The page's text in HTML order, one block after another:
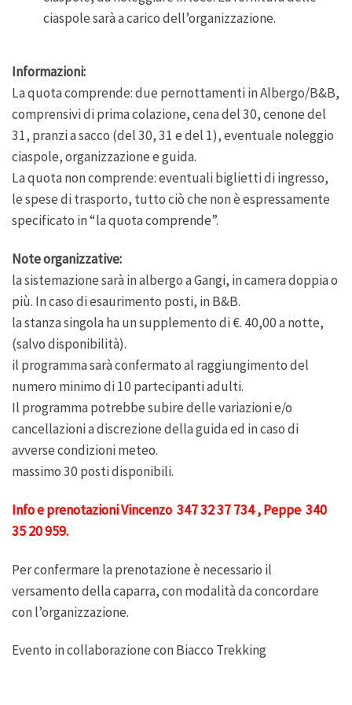
ciaspole sarà a carico dell’organizzazione.
Informazioni:
La quota comprende: due pernottamenti in Albergo/B&B,
comprensivi di prima colazione, cena del 30, cenone del
31, pranzi a sacco (del 30, 31 e del 1), eventuale noleggio
ciaspole, organizzazione e guida.
La quota non comprende: eventuali biglietti di ingresso,
le spese di trasporto, tutto ciò che non è espressamente
specificato in “la quota comprende”.
Note organizzative:
la sistemazione sarà in albergo a Gangi, in camera doppia o
più. In caso di esaurimento posti, in B&B.
la stanza singola ha un supplemento di €. 40,00 a notte,
(salvo disponibilità).
il programma sarà confermato al raggiungimento del
numero minimo di 10 partecipanti adulti.
Il programma potrebbe subire delle variazioni e/o
cancellazioni a discrezione della guida ed in caso di
avverse condizioni meteo.
massimo 30 posti disponibili.
Info e prenotazioni Vincenzo 347 32 37 734 , Peppe 340
35 20 959.
Per confermare la prenotazione è necessario il
versamento della caparra, con modalità da concordare
con l’organizzazione.
Evento in collaborazione con Biacco Trekking